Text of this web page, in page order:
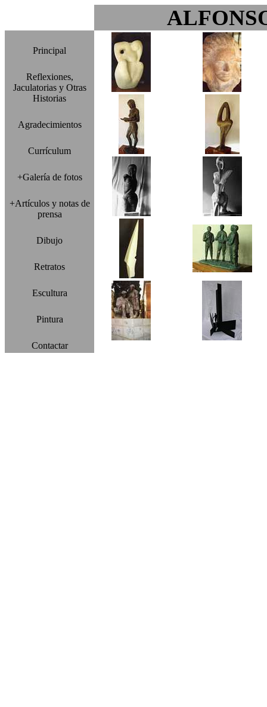
Principal
Reflexiones,
Jaculatorias y Otras
Historias
Agradecimientos
Currículum
+Galería de fotos
+Artículos y notas de
prensa
Dibujo
Retratos
Escultura
Pintura
Contactar